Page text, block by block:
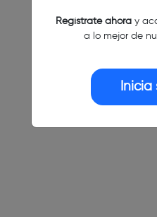
Regístrate ahoray
a lo mejor de
Inicia